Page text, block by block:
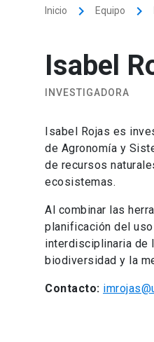
Inicio keyboard_arrow_right Equipo keyboard_arrow_right
Isabel
INVESTIGADORA
Isabel Rojas es
de Agronomía y
de recursos
ecosistemas.
Al combinar las
planificación del
interdisciplinaria de
biodiversidad y la
Contacto: